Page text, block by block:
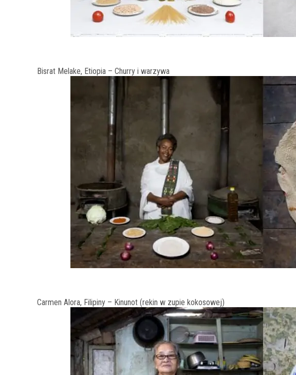
Bisrat Melake, Etiopia – Churry i warzywa
Carmen Alora, Filipiny – Kinunot (rekin w zupie kokosowej)